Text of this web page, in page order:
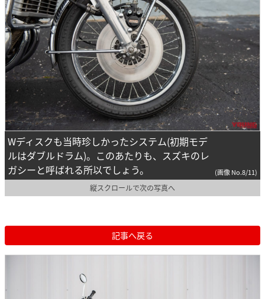
Wディスクも当時珍しかったシステム(初期モデ
ルはダブルドラム)。このあたりも、スズキのレ
ガシーと呼ばれる所以でしょう。
(画像 No.8/11)
縦スクロールで次の写真へ
記事へ戻る